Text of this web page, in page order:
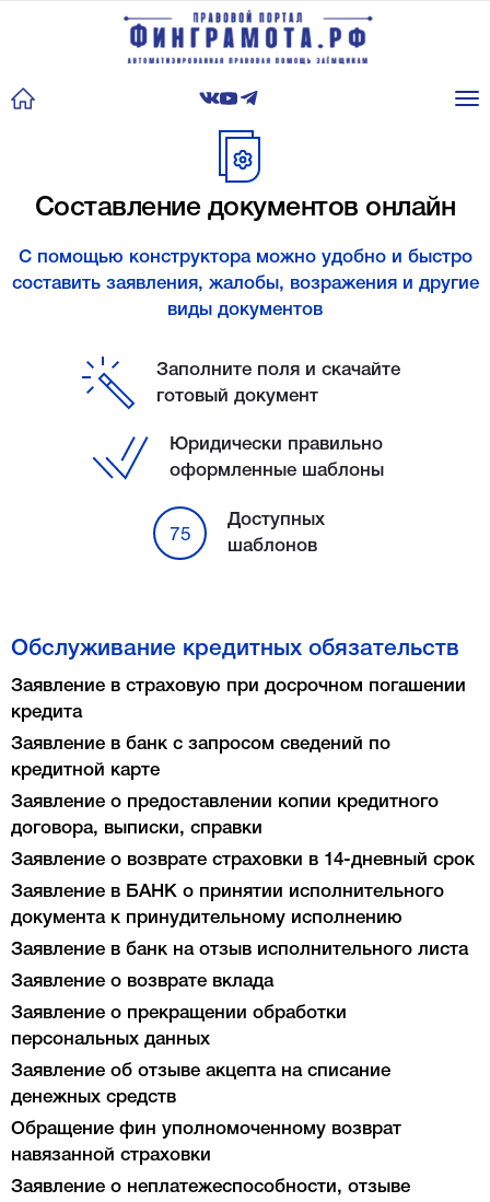
Составление документов онлайн
C помощью конструктора можно удобно и быстро
составить заявления, жалобы, возражения и другие
виды документов
Заполните поля и скачайте
готовый документ
Юридически правильно
оформленные шаблоны
75
Доступных
шаблонов
Обслуживание кредитных обязательств
Заявление в страховую при досрочном погашении
кредита
Заявление в банк с запросом сведений по
кредитной карте
Заявление о предоставлении копии кредитного
договора, выписки, справки
Заявление о возврате страховки в 14-дневный срок
Заявление в БАНК о принятии исполнительного
документа к принудительному исполнению
Заявление в банк на отзыв исполнительного листа
Заявление о возврате вклада
Заявление о прекращении обработки
персональных данных
Заявление об отзыве акцепта на списание
денежных средств
Обращение фин уполномоченному возврат
навязанной страховки
Заявление о неплатежеспособности, отзыве